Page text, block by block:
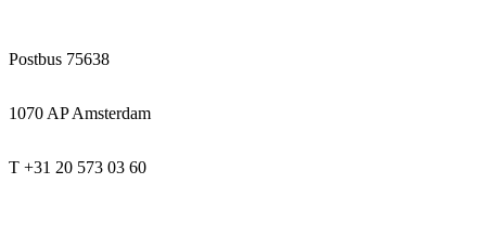
Postbus 75638
1070 AP Amsterdam
T +31 20 573 03 60